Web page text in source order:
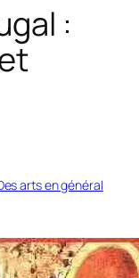
:
arts en général